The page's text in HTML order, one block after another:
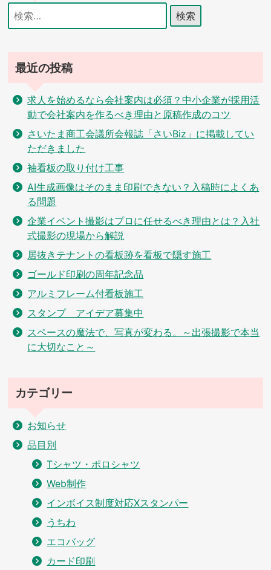
シ
ョ
検
索:
最近の投稿
求人を始めるなら会社案内は必須？中小企業が採用活
動で会社案内を作るべき理由と原稿作成のコツ
さいたま商工会議所会報誌「さいBiz」に掲載してい
ただきました
袖看板の取り付け工事
AI生成画像はそのまま印刷できない？入稿時によくあ
る問題
企業イベント撮影はプロに任せるべき理由とは？入社
式撮影の現場から解説
居抜きテナントの看板跡を看板で隠す施工
ゴールド印刷の周年記念品
アルミフレーム付看板施工
スタンプ アイデア募集中
スペースの魔法で、写真が変わる。～出張撮影で本当
に大切なこと～
カテゴリー
お知らせ
品目別
Tシャツ・ポロシャツ
Web制作
インボイス制度対応Xスタンパー
うちわ
エコバッグ
カード印刷